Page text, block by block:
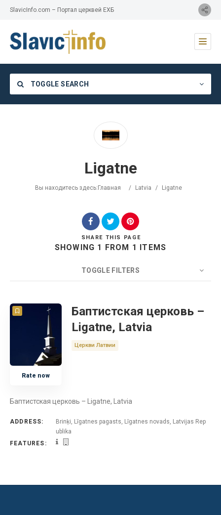
SlavicInfo.com – Портал церквей ЕХБ
TOGGLE SEARCH
Search
Ligatne
Вы находитесь здесь: Главная / Latvia / Ligatne
SHARE THIS PAGE
SHOWING 1 FROM 1 ITEMS
TOGGLE FILTERS
COUNT 20
Церковь
Латвия
Rate now
Баптистская церковь –
Ligatne, Latvia
Церкви Латвии
Баптистская церковь – Ligatne, Latvia
ADDRESS:
Brinķi, Līgatnes pagasts, Līgatnes novads, Latvijas Rep
ublika
FEATURES: